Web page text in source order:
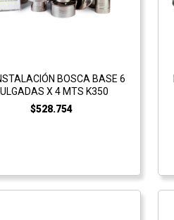
BOSCA BASE 6
X 4 MTS K350
$528.754